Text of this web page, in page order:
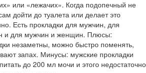
или «лежачих». Когда подопечный не
дойти до туалета или делает это
Есть прокладки для мужчин, для
и для мужчин и женщин. Плюсы:
незаметны, можно быстро поменять,
запах. Минусы: мужские прокладки
до 200 мл мочи и этого недостаточно